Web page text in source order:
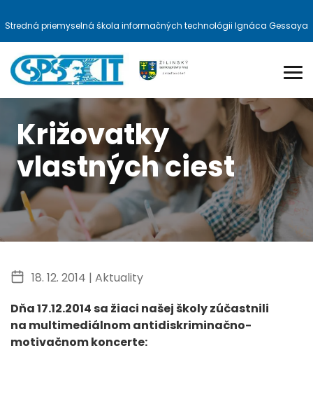
Stredná priemyselná škola informačných technológii Ignáca Gessaya
Križovatky
vlastných ciest
18. 12. 2014 | Aktuality
Dňa 17.12.2014 sa žiaci našej školy zúčastnili
na multimediálnom antidiskriminačno-
motivačnom koncerte: